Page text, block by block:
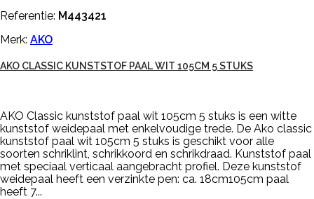
Referentie: M443421
Merk: AKO
AKO CLASSIC KUNSTSTOF PAAL WIT 105CM 5 STUKS
AKO Classic kunststof paal wit 105cm 5 stuks is een witte
kunststof weidepaal met enkelvoudige trede. De Ako classic
kunststof paal wit 105cm 5 stuks is geschikt voor alle
soorten schriklint, schrikkoord en schrikdraad. Kunststof paal
met speciaal verticaal aangebracht profiel. Deze kunststof
weidepaal heeft een verzinkte pen: ca. 18cm105cm paal
heeft 7...